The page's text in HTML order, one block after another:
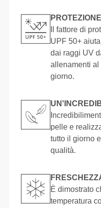
Il fattore di
UPF 50+
dai raggi UV
allenamenti al
giorno.
pelle e
tutto il giorno
qualità.
È dimostrato
temperatura